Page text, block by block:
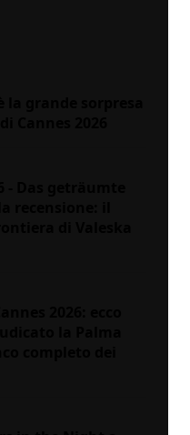
la grande sorpresa
Cannes 2026
- Das geträumte
recensione: il
2026: ecco
la Palma